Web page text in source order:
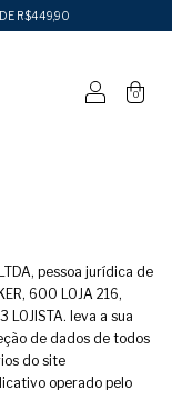
DE R$449,90
0
LTDA, pessoa jurídica de
600 LOJA 216,
leva a sua
de dados de todos
do site
operado pelo